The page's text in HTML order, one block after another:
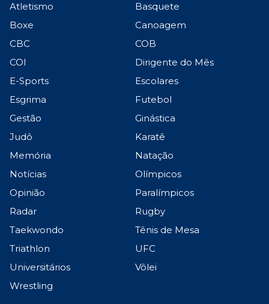
Atletismo
Basquete
Boxe
Canoagem
CBC
COB
COI
Dirigente do Mês
E-Sports
Escolares
Esgrima
Futebol
Gestão
Ginástica
Judô
Karatê
Memória
Natação
Notícias
Olímpicos
Opinião
Paralímpicos
Radar
Rugby
Taekwondo
Tênis de Mesa
Triathlon
UFC
Universitários
Vôlei
Wrestling